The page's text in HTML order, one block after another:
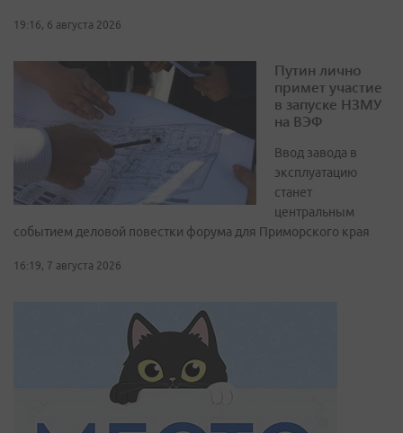
19:16, 6 августа 2026
Путин лично
примет участие
в запуске НЗМУ
на ВЭФ
Ввод завода в
эксплуатацию
станет
центральным
событием деловой повестки форума для Приморского края
16:19, 7 августа 2026